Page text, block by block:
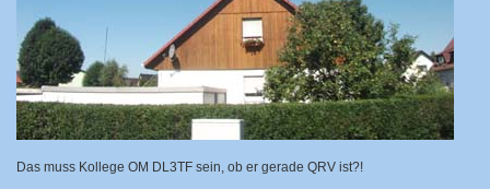
Das muss Kollege OM DL3TF sein, ob er gerade QRV ist?!